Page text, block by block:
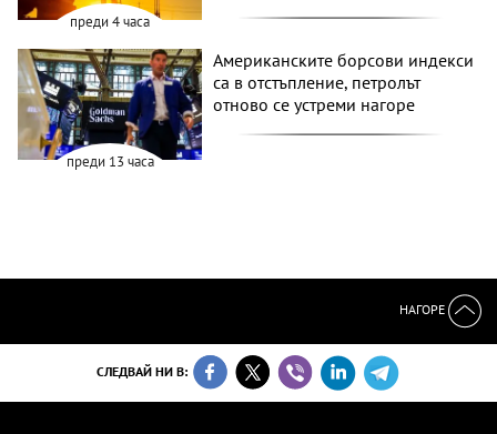
преди 4 часа
преди 13 часа
Американските борсови индекси
са в отстъпление, петролът
отново се устреми нагоре
НАГОРЕ
СЛЕДВАЙ НИ В: